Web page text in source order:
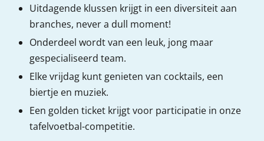
Uitdagende klussen krijgt in een diversiteit aan
branches, never a dull moment!
Onderdeel wordt van een leuk, jong maar
gespecialiseerd team.
Elke vrijdag kunt genieten van cocktails, een
biertje en muziek.
Een golden ticket krijgt voor participatie in onze
tafelvoetbal-competitie.